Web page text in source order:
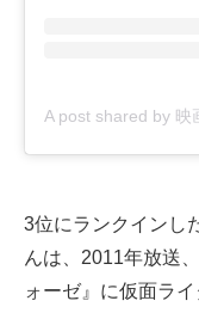
A post shared by
3位にランクインし
んは、2011年放送
ォーゼ』に仮面ラ